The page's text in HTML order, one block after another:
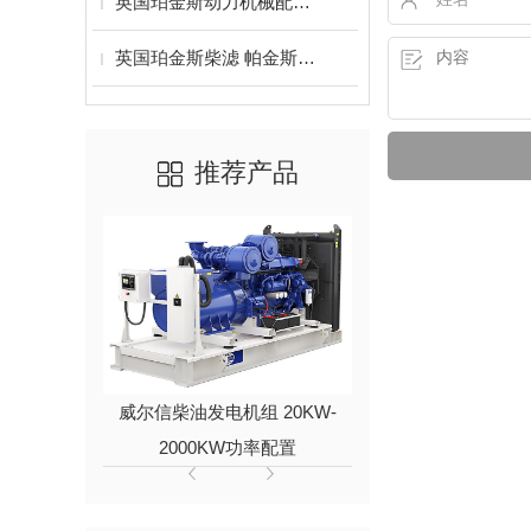
英国珀金斯柴滤 帕金斯柴油滤清器
推荐产品
威尔信柴油发电机组 20KW-
2000KW功率配置